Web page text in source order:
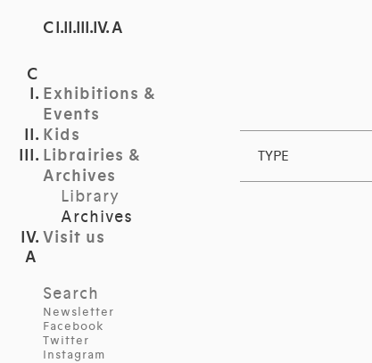
C I.II.III.IV. A
Exhibitions &
Events
Kids
Librairies &
Archives
Library
Archives
Visit us
Search
Newsletter
Facebook
Twitter
Instagram
TYPE